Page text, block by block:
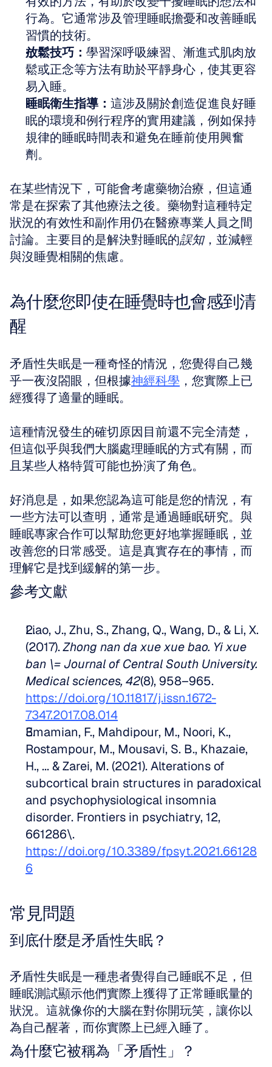
行為。它通常涉及管理睡眠擔憂和改善睡眠
習慣的技術。
放鬆技巧： 學習深呼吸練習、漸進式肌肉放
鬆或正念等方法有助於平靜身心，使其更容
易入睡。
睡眠衛生指導： 這涉及關於創造促進良好睡
眠的環境和例行程序的實用建議，例如保持
規律的睡眠時間表和避免在睡前使用興奮
劑。
在某些情況下，可能會考慮藥物治療，但這通
常是在探索了其他療法之後。藥物對這種特定
狀況的有效性和副作用仍在醫療專業人員之間
討論。主要目的是解決對睡眠的誤知，並減輕
與沒睡覺相關的焦慮。
為什麼您即使在睡覺時也會感到清
醒
矛盾性失眠是一種奇怪的情況，您覺得自己幾
乎一夜沒閤眼，但根據神經科學 ，您實際上已
經獲得了適量的睡眠。
這種情況發生的確切原因目前還不完全清楚，
但這似乎與我們大腦處理睡眠的方式有關，而
且某些人格特質可能也扮演了角色。
好消息是，如果您認為這可能是您的情況，有
一些方法可以查明，通常是通過睡眠研究。與
睡眠專家合作可以幫助您更好地掌握睡眠，並
改善您的日常感受。這是真實存在的事情，而
理解它是找到緩解的第一步。
參考文獻
Liao, J., Zhu, S., Zhang, Q., Wang, D., & Li, X.
(2017). Zhong nan da xue xue bao. Yi xue
ban \= Journal of Central South University.
Medical sciences, 42
https://doi.org/10.11817/j.issn.1672-
7347.2017.08.014
Emamian, F., Mahdipour, M., Noori, K.,
Rostampour, M., Mousavi, S. B., Khazaie,
H., ... & Zarei, M. (2021). Alterations of
subcortical brain structures in paradoxical
and psychophysiological insomnia
disorder. Frontiers in psychiatry, 12,
https://doi.org/10.3389/fpsyt.2021.66128
6
常見問題
到底什麼是矛盾性失眠？
矛盾性失眠是一種患者覺得自己睡眠不足，但
睡眠測試顯示他們實際上獲得了正常睡眠量的
狀況。這就像你的大腦在對你開玩笑，讓你以
為自己醒著，而你實際上已經入睡了。
為什麼它被稱為「矛盾性」？